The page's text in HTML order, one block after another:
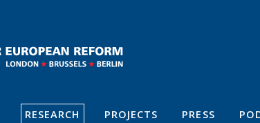
RESEARCH PROJECTS PRESS